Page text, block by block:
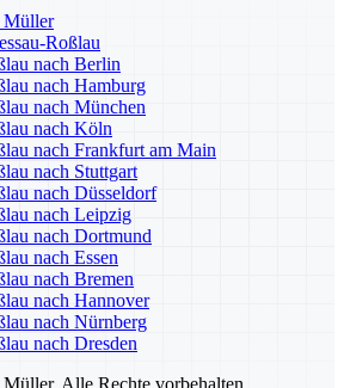
Müller
Roßlau
nach Berlin
nach Hamburg
nach München
nach Köln
nach Frankfurt am Main
nach Stuttgart
nach Düsseldorf
nach Leipzig
nach Dortmund
nach Essen
nach Bremen
nach Hannover
nach Nürnberg
nach Dresden